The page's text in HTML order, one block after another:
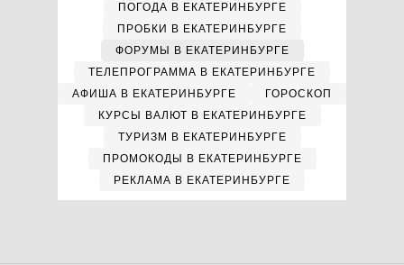
ПОГОДА В ЕКАТЕРИНБУРГЕ
ПРОБКИ В ЕКАТЕРИНБУРГЕ
ФОРУМЫ В ЕКАТЕРИНБУРГЕ
ТЕЛЕПРОГРАММА В ЕКАТЕРИНБУРГЕ
АФИША В ЕКАТЕРИНБУРГЕ
ГОРОСКОП
КУРСЫ ВАЛЮТ В ЕКАТЕРИНБУРГЕ
ТУРИЗМ В ЕКАТЕРИНБУРГЕ
ПРОМОКОДЫ В ЕКАТЕРИНБУРГЕ
РЕКЛАМА В ЕКАТЕРИНБУРГЕ